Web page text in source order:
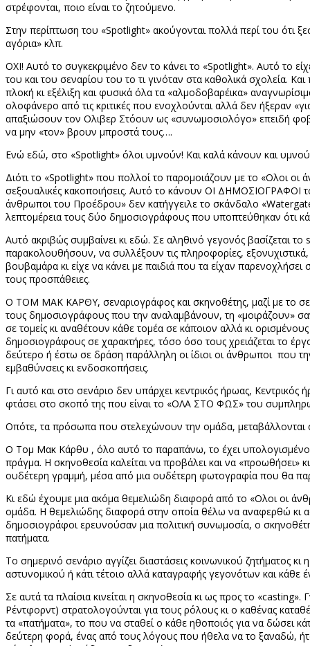
στρέφονται, ποιο είναι το ζητούμενο.
Στην περίπτωση του «Spotlight» ακούγονται πολλά περί του ότι
αγόρια» κλπ.
ΟΧΙ! Αυτό το συγκεκριμένο δεν το κάνει το «Spotlight». Αυτό το
του και του σεναρίου του το τι γινόταν στα καθολικά σχολεία.
πλοκή κι εξέλιξη και φυσικά όλα τα «αλμοδοβαρέικα»
ολοφάνερο από τις κριτικές που ενοχλούνται αλλά δεν ήξεραν
απαξιώσουν τον Ολιβερ Στόουν ως «συνωμοσιολόγο» επειδή
να μην «τον» βρουν μπροστά τους….
Ενώ εδώ, στο «Spotlight» όλοι υμνούν! Και καλά κάνουν και
Διότι το «Spotlight» που πολλοί το παρομοιάζουν με το «Ολοι οι
σεξουαλικές κακοποιήσεις. Αυτό το κάνουν ΟΙ ΔΗΜΟΣΙΟΓΡΑΦΟΙ
άνθρωποι του Προέδρου» δεν κατήγγειλε το σκάνδαλο «
λεπτομέρεια τους δύο δημοσιογράφους που υποπτεύθηκαν ότι
Αυτό ακριβώς συμβαίνει κι εδώ. Σε αληθινό γεγονός βασίζεται το
παρακολουθήσουν, να συλλέξουν τις πληροφορίες,
βουβαμάρα κι είχε να κάνει με παιδιά που τα είχαν
τους προσπάθειες.
Ο ΤΟΜ ΜΑΚ ΚΑΡΘΥ, σεναριογράφος και σκηνοθέτης, μαζί με το
τους δημοσιογράφους που την αναλαμβάνουν, τη «μοιράζουν»
σε τομείς κι αναθέτουν κάθε τομέα σε κάποιον αλλά κι
δημοσιογράφους σε χαρακτήρες, τόσο όσο τους χρειάζεται το
δεύτερο ή έστω σε δράση παράλληλη οι ίδιοι οι άνθρωποι που
εμβαθύνσεις κι ενδοσκοπήσεις.
Γι αυτό και στο σενάριο δεν υπάρχει κεντρικός ήρωας,
φτάσει στο σκοπό της που είναι το «ΟΛΑ ΣΤΟ ΦΩΣ» του
Οπότε, τα πρόσωπα που στελεχώνουν την ομάδα, μεταβάλλονται
Ο Τομ Μακ Κάρθυ , όλο αυτό το παραπάνω, το έχει υπολογισμένο
πράγμα. Η σκηνοθεσία καλείται να προβάλει και να «προωθήσει»
ουδέτερη γραμμή, μέσα από μια ουδέτερη φωτογραφία που θα
Κι εδώ έχουμε μια ακόμα θεμελιώδη διαφορά από το «Ολοι οι
ομάδα. Η θεμελιώδης διαφορά στην οποία θέλω να αναφερθώ κι
δημοσιογράφοι ερευνούσαν μια πολιτική συνωμοσία, ο
πατήματα.
Το σημερινό σενάριο αγγίζει διαστάσεις κοινωνικού ζητήματος
αστυνομικού ή κάτι τέτοιο αλλά καταγραφής γεγονότων και κάθε
Σε αυτά τα πλαίσια κινείται η σκηνοθεσία κι ως προς το «casting».
Ρέντφορντ) στρατολογούνται για τους ρόλους κι ο καθένας
τα «πατήματα», το που να σταθεί ο κάθε ηθοποιός για να δώσει
δεύτερη φορά, ένας από τους λόγους που ήθελα να το ξαναδώ,